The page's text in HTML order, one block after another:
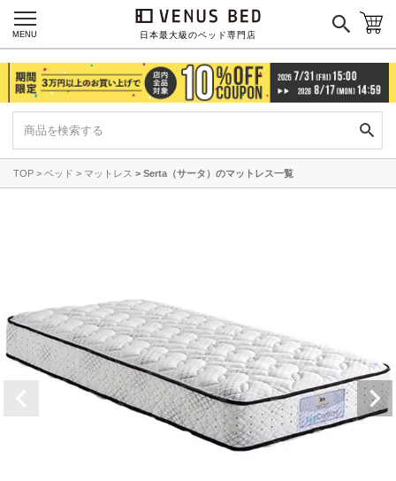
日本最大級のベッド専門店
MENU
TOP ベッド マットレス Serta（サータ）のマットレス一覧